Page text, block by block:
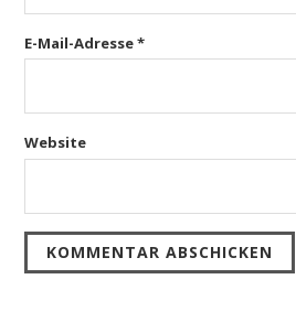
E-Mail-Adresse*
Website